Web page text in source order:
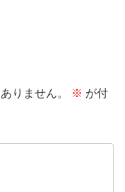
りません。 ※ が付